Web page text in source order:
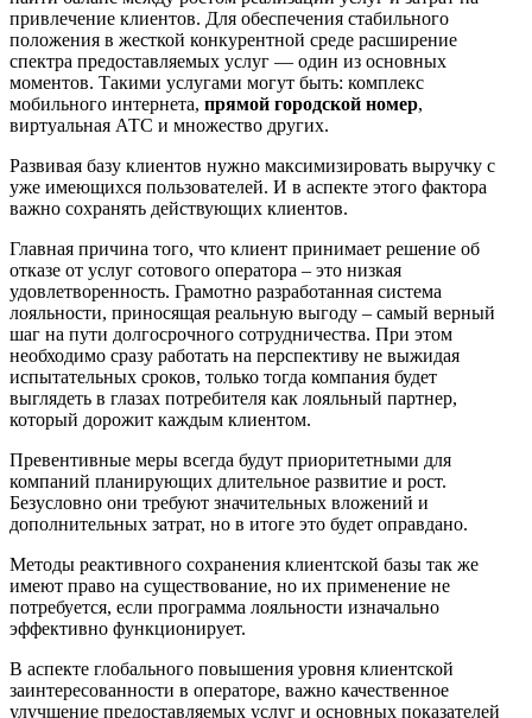
привлечение клиентов. Для обеспечения стабильного
положения в жесткой конкурентной среде расширение
спектра предоставляемых услуг — один из основных
моментов. Такими услугами могут быть: комплекс
мобильного интернета, прямой городской номер,
виртуальная АТС и множество других.
Развивая базу клиентов нужно максимизировать выручку с
уже имеющихся пользователей. И в аспекте этого фактора
важно сохранять действующих клиентов.
Главная причина того, что клиент принимает решение об
отказе от услуг сотового оператора – это низкая
удовлетворенность. Грамотно разработанная система
лояльности, приносящая реальную выгоду – самый верный
шаг на пути долгосрочного сотрудничества. При этом
необходимо сразу работать на перспективу не выжидая
испытательных сроков, только тогда компания будет
выглядеть в глазах потребителя как лояльный партнер,
который дорожит каждым клиентом.
Превентивные меры всегда будут приоритетными для
компаний планирующих длительное развитие и рост.
Безусловно они требуют значительных вложений и
дополнительных затрат, но в итоге это будет оправдано.
Методы реактивного сохранения клиентской базы так же
имеют право на существование, но их применение не
потребуется, если программа лояльности изначально
эффективно функционирует.
В аспекте глобального повышения уровня клиентской
заинтересованности в операторе, важно качественное
улучшение предоставляемых услуг и основных показателей